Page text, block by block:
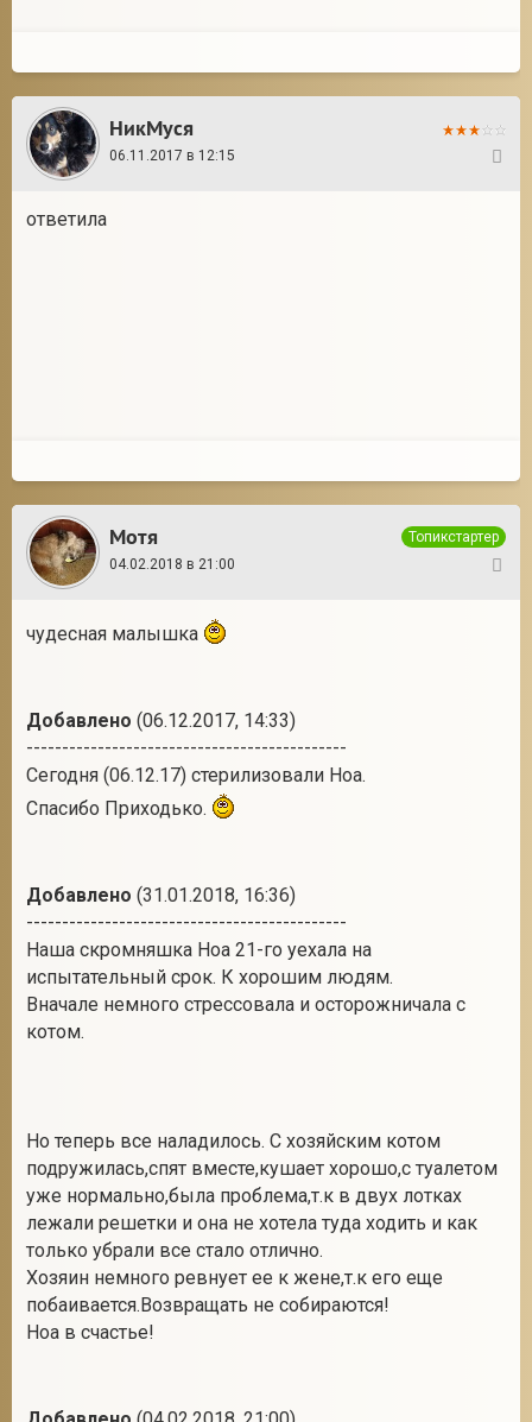
НикМуся
06.11.2017 в 12:15
ответила
Мотя
Топикстартер
04.02.2018 в 21:00
чудесная малышка
Добавлено (06.12.2017, 14:33)
---------------------------------------------
Сегодня (06.12.17) стерилизовали Ноа.
Спасибо Приходько.
Добавлено (31.01.2018, 16:36)
---------------------------------------------
Наша скромняшка Ноа 21-го уехала на
испытательный срок. К хорошим людям.
Вначале немного стрессовала и осторожничала с
котом.
Но теперь все наладилось. С хозяйским котом
подружилась,спят вместе,кушает хорошо,с туалетом
уже нормально,была проблема,т.к в двух лотках
лежали решетки и она не хотела туда ходить и как
только убрали все стало отлично.
Хозяин немного ревнует ее к жене,т.к его еще
побаивается.Возвращать не собираются!
Ноа в счастье!